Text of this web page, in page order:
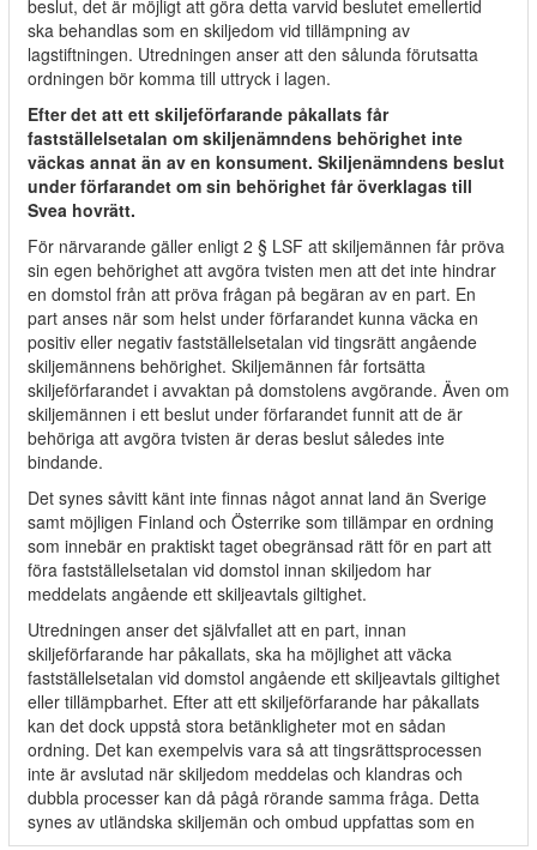
beslut, det är möjligt att göra detta varvid beslutet emellertid
ska behandlas som en skiljedom vid tillämpning av
lagstiftningen. Utredningen anser att den sålunda förutsatta
ordningen bör komma till uttryck i lagen.
Efter det att ett skiljeförfarande påkallats får
fastställelsetalan om skiljenämndens behörighet inte
väckas annat än av en konsument. Skiljenämndens beslut
under förfarandet om sin behörighet får överklagas till
Svea hovrätt.
För närvarande gäller enligt 2 § LSF att skiljemännen får pröva
sin egen behörighet att avgöra tvisten men att det inte hindrar
en domstol från att pröva frågan på begäran av en part. En
part anses när som helst under förfarandet kunna väcka en
positiv eller negativ fastställelsetalan vid tingsrätt angående
skiljemännens behörighet. Skiljemännen får fortsätta
skiljeförfarandet i avvaktan på domstolens avgörande. Även om
skiljemännen i ett beslut under förfarandet funnit att de är
behöriga att avgöra tvisten är deras beslut således inte
bindande.
Det synes såvitt känt inte finnas något annat land än Sverige
samt möjligen Finland och Österrike som tillämpar en ordning
som innebär en praktiskt taget obegränsad rätt för en part att
föra fastställelsetalan vid domstol innan skiljedom har
meddelats angående ett skiljeavtals giltighet.
Utredningen anser det självfallet att en part, innan
skiljeförfarande har påkallats, ska ha möjlighet att väcka
fastställelsetalan vid domstol angående ett skiljeavtals giltighet
eller tillämpbarhet. Efter att ett skiljeförfarande har påkallats
kan det dock uppstå stora betänkligheter mot en sådan
ordning. Det kan exempelvis vara så att tingsrättsprocessen
inte är avslutad när skiljedom meddelas och klandras och
dubbla processer kan då pågå rörande samma fråga. Detta
synes av utländska skiljemän och ombud uppfattas som en